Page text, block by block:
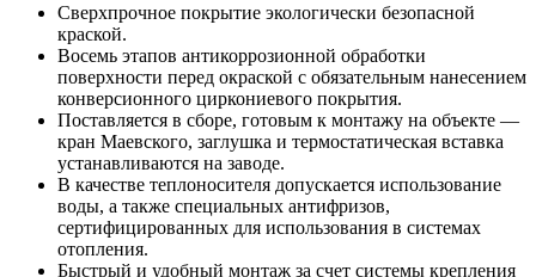
Сверхпрочное покрытие экологически безопасной
краской.
Восемь этапов антикоррозионной обработки
поверхности перед окраской с обязательным нанесением
конверсионного циркониевого покрытия.
Поставляется в сборе, готовым к монтажу на объекте —
кран Маевского, заглушка и термостатическая вставка
устанавливаются на заводе.
В качестве теплоносителя допускается использование
воды, а также специальных антифризов,
сертифицированных для использования в системах
отопления.
Быстрый и удобный монтаж за счет системы крепления